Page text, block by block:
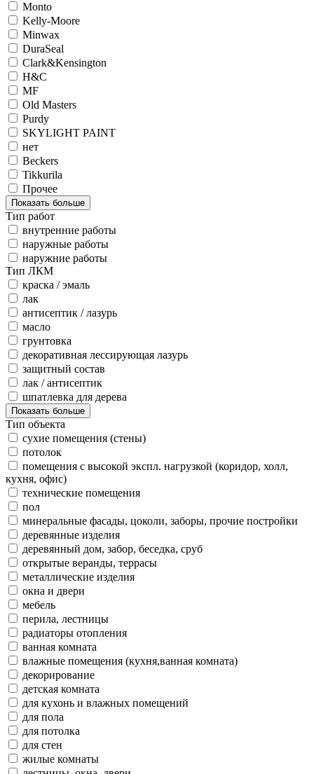
Monto
Kelly-Moore
Minwax
DuraSeal
Clark&Kensington
H&C
MF
Old Masters
Purdy
SKYLIGHT PAINT
нет
Beckers
Tikkurila
Прочее
Показать больше
Тип работ
внутренние работы
наружные работы
наружние работы
Тип ЛКМ
краска / эмаль
лак
антисептик / лазурь
масло
грунтовка
декоративная лессирующая лазурь
защитный состав
лак / антисептик
шпатлевка для дерева
Показать больше
Тип объекта
сухие помещения (стены)
потолок
помещения с высокой экспл. нагрузкой (коридор, холл,
кухня, офис)
технические помещения
пол
минеральные фасады, цоколи, заборы, прочие постройки
деревянные изделия
деревянный дом, забор, беседка, сруб
открытые веранды, террасы
металлические изделия
окна и двери
мебель
перила, лестницы
радиаторы отопления
ванная комната
влажные помещения (кухня,ванная комната)
декорирование
детская комната
для кухонь и влажных помещений
для пола
для потолка
для стен
жилые комнаты